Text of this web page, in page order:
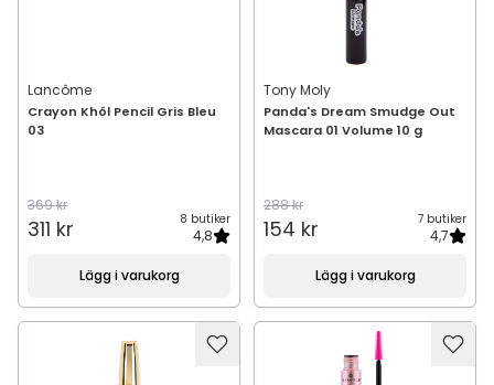
Lancôme
Crayon Khôl Pencil Gris Bleu
03
369 kr
311 kr 8 butiker
4,8
Lägg i varukorg
Tony Moly
Panda's Dream Smudge Out
Mascara 01 Volume 10 g
288 kr
154 kr 7 butiker
4,7
Lägg i varukorg